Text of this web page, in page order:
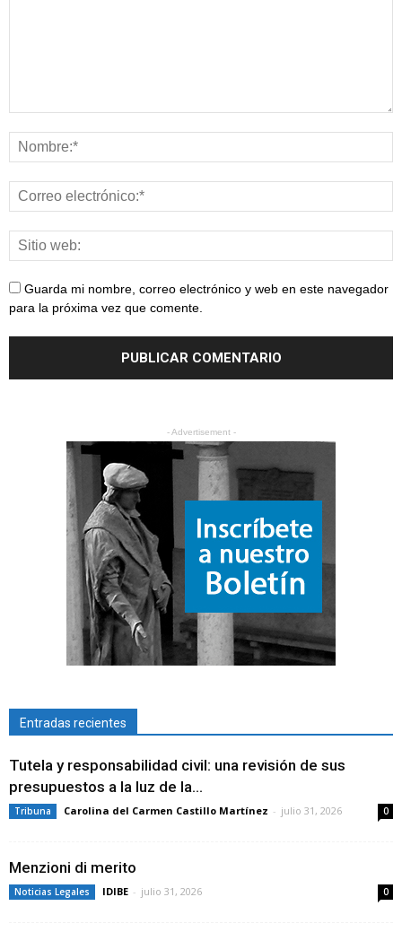
Guarda mi nombre, correo electrónico y web en este navegador
para la próxima vez que comente.
- Advertisement -
Entradas recientes
Tutela y responsabilidad civil: una revisión de sus
presupuestos a la luz de la...
Tribuna Carolina del Carmen Castillo Martínez - julio 31, 2026 0
Menzioni di merito
Noticias Legales IDIBE - julio 31, 2026 0